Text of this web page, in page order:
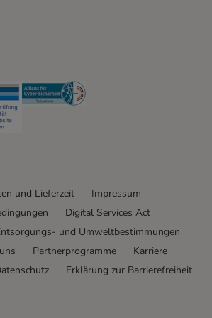
Security
und Lieferzeit
Impressum
Digital Services Act
und Umweltbestimmungen
Partnerprogramme
Karriere
Erklärung zur Barrierefreiheit